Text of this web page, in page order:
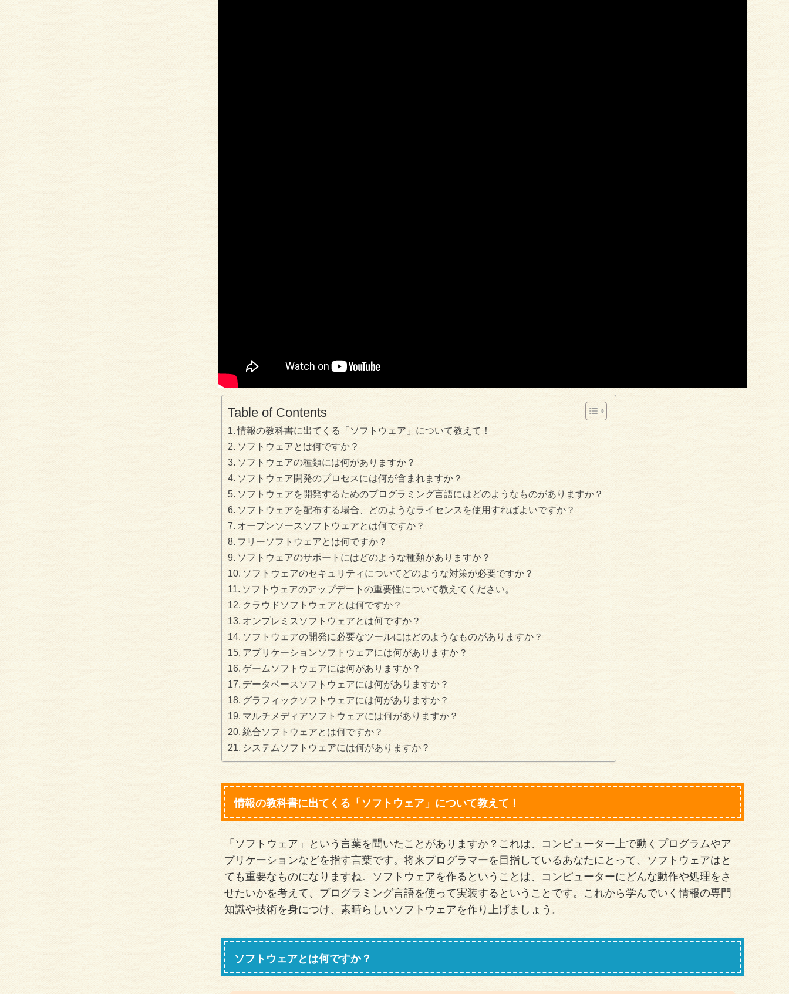
Table of Contents
情報の教科書に出てくる「ソフトウェア」について教えて！
ソフトウェアとは何ですか？
ソフトウェアの種類には何がありますか？
ソフトウェア開発のプロセスには何が含まれますか？
ソフトウェアを開発するためのプログラミング言語にはどのようなものがありますか？
ソフトウェアを配布する場合、どのようなライセンスを使用すればよいですか？
オープンソースソフトウェアとは何ですか？
フリーソフトウェアとは何ですか？
ソフトウェアのサポートにはどのような種類がありますか？
ソフトウェアのセキュリティについてどのような対策が必要ですか？
ソフトウェアのアップデートの重要性について教えてください。
クラウドソフトウェアとは何ですか？
オンプレミスソフトウェアとは何ですか？
ソフトウェアの開発に必要なツールにはどのようなものがありますか？
アプリケーションソフトウェアには何がありますか？
ゲームソフトウェアには何がありますか？
データベースソフトウェアには何がありますか？
グラフィックソフトウェアには何がありますか？
マルチメディアソフトウェアには何がありますか？
統合ソフトウェアとは何ですか？
システムソフトウェアには何がありますか？
情報の教科書に出てくる「ソフトウェア」について教えて！
「ソフトウェア」という言葉を聞いたことがありますか？これは、コンピューター上で動くプログラムやア
プリケーションなどを指す言葉です。将来プログラマーを目指しているあなたにとって、ソフトウェアはと
ても重要なものになりますね。ソフトウェアを作るということは、コンピューターにどんな動作や処理をさ
せたいかを考えて、プログラミング言語を使って実装するということです。これから学んでいく情報の専門
知識や技術を身につけ、素晴らしいソフトウェアを作り上げましょう。
ソフトウェアとは何ですか？